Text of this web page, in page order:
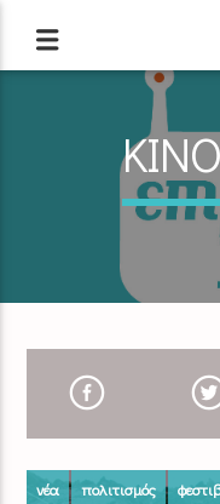
νέα πολιτισμός